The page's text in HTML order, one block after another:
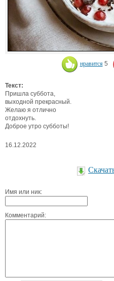
нравится 5
Текст:
Пришла суббота,
выходной прекрасный.
Желаю я отлично
отдохнуть.
Доброе утро субботы!
16.12.2022
Имя или ник:
Комментарий: